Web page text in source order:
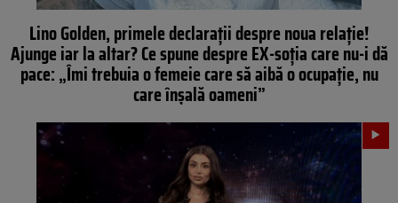
Lino Golden, primele declarații despre noua relație!
Ajunge iar la altar? Ce spune despre EX-soția care nu-i dă
pace: „Îmi trebuia o femeie care să aibă o ocupație, nu
care înșală oameni”